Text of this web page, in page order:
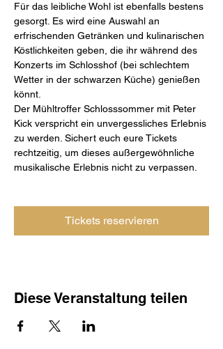
Für das leibliche Wohl ist ebenfalls bestens
gesorgt. Es wird eine Auswahl an
erfrischenden Getränken und kulinarischen
Köstlichkeiten geben, die ihr während des
Konzerts im Schlosshof (bei schlechtem
Wetter in der schwarzen Küche) genießen
könnt.
Der Mühltroffer Schlosssommer mit Peter
Kick verspricht ein unvergessliches Erlebnis
zu werden. Sichert euch eure Tickets
rechtzeitig, um dieses außergewöhnliche
musikalische Erlebnis nicht zu verpassen.
Tickets reservieren
Diese Veranstaltung teilen